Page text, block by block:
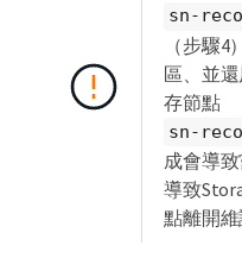
sn-
（步驟
區、並
存節點
sn-
成會導
導致
點離開維